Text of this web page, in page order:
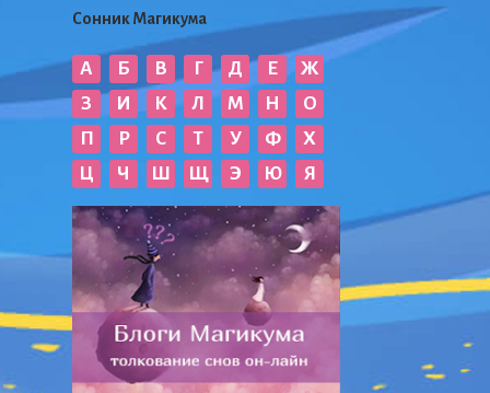
Сонник Магикума
А Б В Г Д Е
Ж
З
И К Л М Н
О
П
Р С Т У Ф
Х
Ц
Ч Ш Щ Э Ю Я